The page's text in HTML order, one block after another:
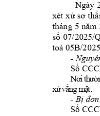
Ngày
xét xử sơ
tháng 5 năm
số 07/2025/
toà 05B/
-
Số
Nơithườ
xửvắngmặt.
- Bị đơn
Số